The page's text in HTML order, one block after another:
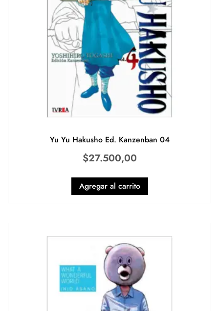
Yu Yu Hakusho Ed. Kanzenban 04
$27.500,00
Agregar al carrito